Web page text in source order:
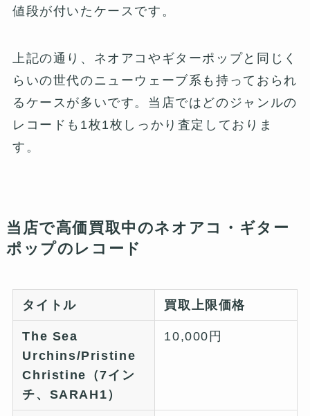
値段が付いたケースです。
上記の通り、ネオアコやギターポップと同じく
らいの世代のニューウェーブ系も持っておられ
るケースが多いです。当店ではどのジャンルの
レコードも1枚1枚しっかり査定しておりま
す。
当店で高価買取中のネオアコ・ギター
ポップのレコード
タイトル 買取上限価格
The Sea
Urchins/Pristine
Christine（7イン
チ、SARAH1）
10,000円